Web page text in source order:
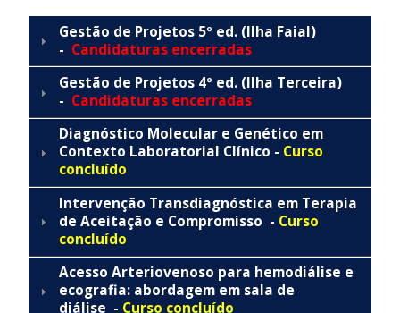
Gestão de Projetos 5º ed. (Ilha Faial)
- Candidaturas encerradas
Gestão de Projetos 4º ed. (Ilha Terceira)
- Candidaturas encerradas
Diagnóstico Molecular e Genético em
Contexto Laboratorial Clínico - Curso
concluído
Intervenção Transdiagnóstica em Terapia
de Aceitação e Compromisso - Curso
concluído
Acesso Arteriovenoso para hemodiálise e
ecografia: abordagem em sala de
diálise - Curso concluído